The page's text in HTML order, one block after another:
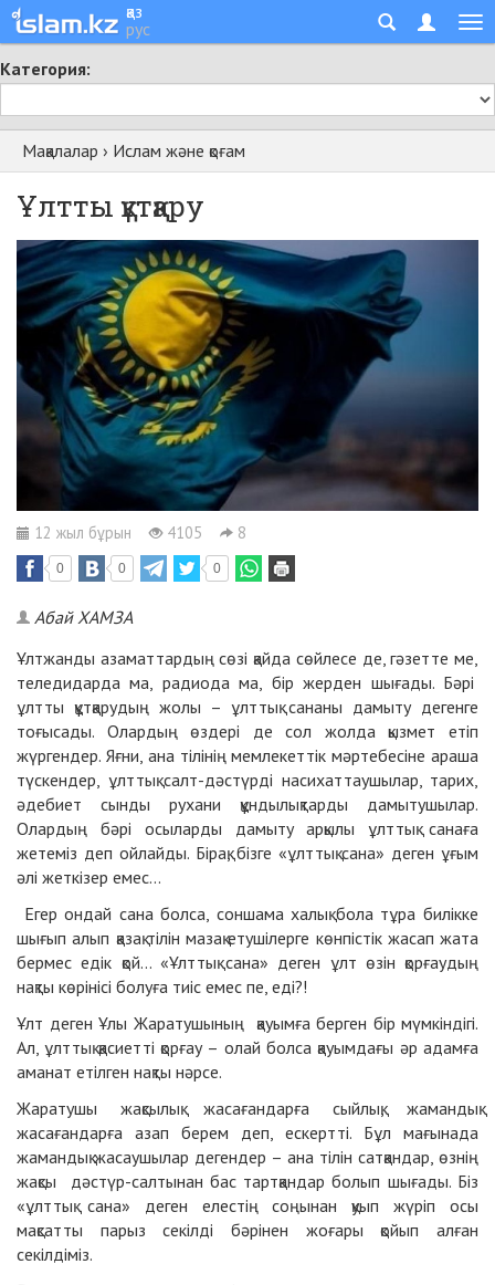
қаз
рус
Категория:
Мақалалар › Ислам және қоғам
Ұлтты құтқару
12 жыл бұрын 4105 8
0 0 0
Абай ХАМЗА
Ұлтжанды азаматтардың сөзі қайда сөйлесе де, гәзетте ме,
теледидарда ма, радиода ма, бір жерден шығады. Бәрі
ұлтты құтқарудың жолы – ұлттық сананы дамыту дегенге
тоғысады. Олардың өздері де сол жолда қызмет етіп
жүргендер. Яғни, ана тілінің мемлекеттік мәртебесіне араша
түскендер, ұлттық салт-дәстүрді насихаттаушылар, тарих,
әдебиет сынды рухани құндылықтарды дамытушылар.
Олардың бәрі осыларды дамыту арқылы ұлттық санаға
жетеміз деп ойлайды. Бірақ, бізге «ұлттық сана» деген ұғым
әлі жеткізер емес...
Егер ондай сана болса, соншама халық бола тұра билікке
шығып алып қазақ тілін мазақ етушілерге көнпістік жасап жата
бермес едік қой... «Ұлттық сана» деген ұлт өзін қорғаудың
нақты көрінісі болуға тиіс емес пе, еді?!
Ұлт деген Ұлы Жаратушының қауымға берген бір мүмкіндігі.
Ал, ұлттық қасиетті қорғау – олай болса қауымдағы әр адамға
аманат етілген нақты нәрсе.
Жаратушы жақсылық жасағандарға сыйлық, жамандық
жасағандарға азап берем деп, ескертті. Бұл мағынада
жамандық жасаушылар дегендер – ана тілін сатқандар, өзнің
жақсы дәстүр-салтынан бас тартқандар болып шығады. Біз
«ұлттық сана» деген елестің соңынан қуып жүріп осы
мақсатты парыз секілді бәрінен жоғары қойып алған
секілдіміз.